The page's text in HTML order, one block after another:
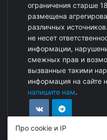
ограничения старше
размещена
различных
не несет
информации,
смежных прав и
вызванные такими
информация на сайте
напишите нам.
Про cookie и IP